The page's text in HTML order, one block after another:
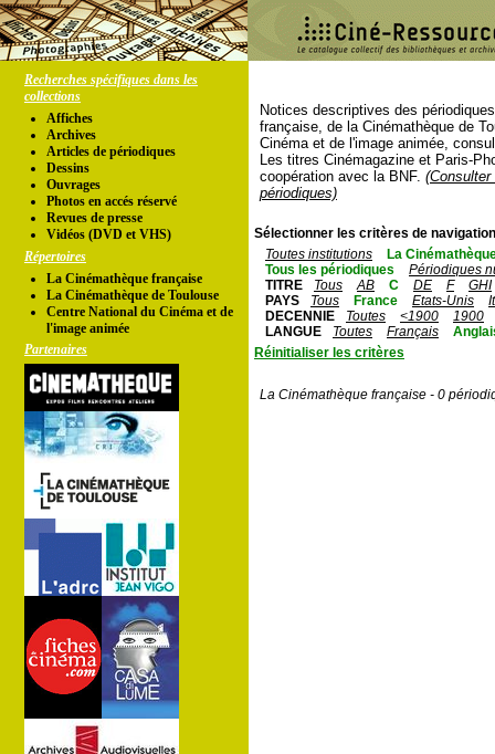
Recherches spécifiques dans les
collections
Affiches
Archives
Articles de périodiques
Dessins
Ouvrages
Photos en accés réservé
Revues de presse
Vidéos (DVD et VHS)
Répertoires
La Cinémathèque française
La Cinémathèque de Toulouse
Centre National du Cinéma et de
l'image animée
Partenaires
Notices descriptives des
française, de la Cinémathèque de
Cinéma et de l'image animée,
Les titres Cinémagazine et Paris-
coopération avec la BNF.
périodiques)
Sélectionner les critères de
Toutes institutions
La
Tous les périodiques
Périodiques
TITRE
Tous AB C DE F
GHI
PAYS
Tous France Etats-Unis
DECENNIE
Toutes <1900
1900
LANGUE
Toutes Français
Réinitialiser les critères
La Cinémathèque française - 0